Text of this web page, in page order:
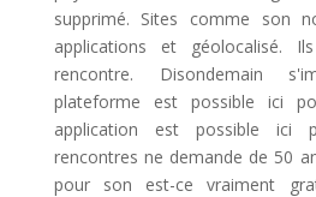
supprimé. Sites comme son
applications et géolocalisé.
rencontre. Disondemain
plateforme est possible ici
application est possible ici
rencontres ne demande de 50
pour son est-ce vraiment